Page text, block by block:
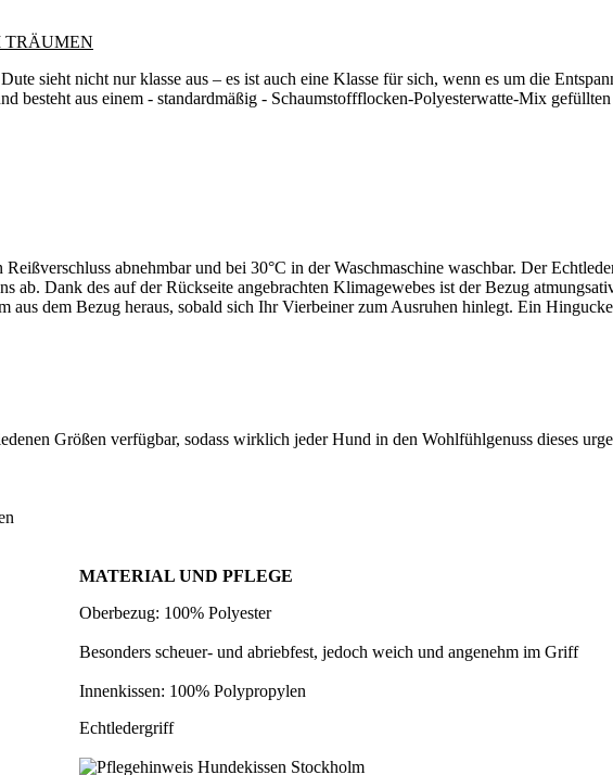
TRÄUMEN
sieht nicht nur klasse aus – es ist auch eine Klasse für sich, wenn es um die
besteht aus einem - standardmäßig - Schaumstoffflocken-Polyesterwatte-Mix
abnehmbar und bei 30°C in der Waschmaschine waschbar. Der
ab. Dank des auf der Rückseite angebrachten Klimagewebes ist der Bezug
dem Bezug heraus, sobald sich Ihr Vierbeiner zum Ausruhen hinlegt. Ein
Größen verfügbar, sodass wirklich jeder Hund in den Wohlfühlgenuss dieses
MATERIAL UND PFLEGE
Oberbezug: 100% Polyester
Besonders scheuer- und abriebfest, jedoch weich und angenehm im Griff
Innenkissen: 100% Polypropylen
Echtledergriff